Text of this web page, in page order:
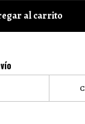
al carrito